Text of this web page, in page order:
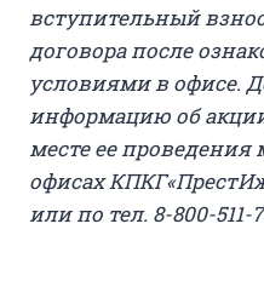
вступительный
договора после
условиями в офисе.
информацию об
месте ее
офисах
или по тел. 8-800-511-